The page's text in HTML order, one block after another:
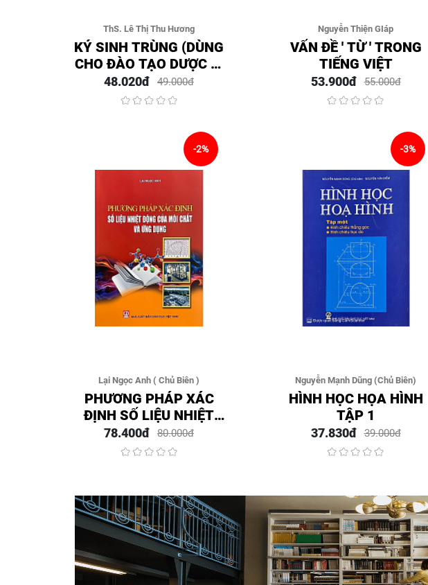
ThS. Lê Thị Thu Hương
KÝ SINH TRÙNG (DÙNG
CHO ĐÀO TẠO DƯỢC SĨ
ĐẠI HỌC )
48.020đ 49.000đ
Nguyễn Thiện GIáp
VẤN ĐỀ ' TỪ ' TRONG
TIẾNG VIỆT
53.900đ 55.000đ
-2%
Lại Ngọc Anh ( Chủ Biên )
PHƯƠNG PHÁP XÁC
ĐỊNH SỐ LIỆU NHIỆT
ĐỘNG CỦA MÔI CHẤT
VÀ ỨNG DỤNG
78.400đ 80.000đ
-3%
Nguyễn Mạnh Dũng (Chủ Biên)
HÌNH HỌC HỌA HÌNH
TẬP 1
37.830đ 39.000đ